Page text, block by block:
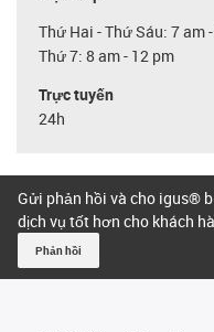
Thứ Hai - Thứ Sáu: 7 am
Thứ 7: 8 am - 12 pm
Trực tuyến
24h
Gửi phản hồi và cho igus®
dịch vụ tốt hơn cho khách
Phản hồi